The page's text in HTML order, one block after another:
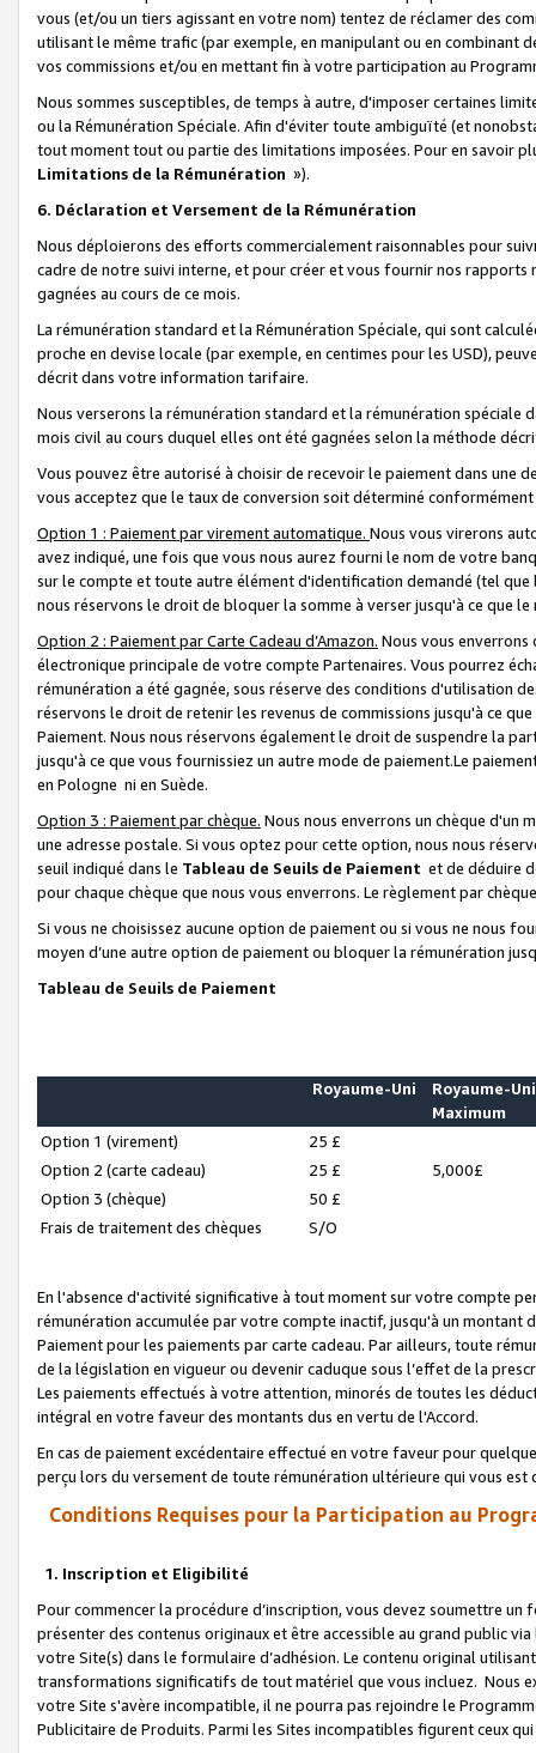
vous (et/ou un tiers agissant en votre nom) tentez de réclamer des
utilisant le même trafic (par exemple, en manipulant ou en combinant
vos commissions et/ou en mettant fin à votre participation au
Nous sommes susceptibles, de temps à autre, d'imposer certaines
ou la Rémunération Spéciale. Afin d'éviter toute ambiguïté (et
tout moment tout ou partie des limitations imposées. Pour en savoir
Limitations de la Rémunération »).
6. Déclaration et Versement de la Rémunération
Nous déploierons des efforts commercialement raisonnables pour
cadre de notre suivi interne, et pour créer et vous fournir nos
gagnées au cours de ce mois.
La rémunération standard et la Rémunération Spéciale, qui sont
proche en devise locale (par exemple, en centimes pour les USD),
décrit dans votre information tarifaire.
Nous verserons la rémunération standard et la rémunération spéciale
mois civil au cours duquel elles ont été gagnées selon la méthode
Vous pouvez être autorisé à choisir de recevoir le paiement dans une
vous acceptez que le taux de conversion soit déterminé
Option 1 : Paiement par virement automatique. Nous vous virerons
avez indiqué, une fois que vous nous aurez fourni le nom de votre
sur le compte et toute autre élément d'identification demandé (tel que
nous réservons le droit de bloquer la somme à verser jusqu'à ce que
Option 2 : Paiement par Carte Cadeau d’Amazon. Nous vous
électronique principale de votre compte Partenaires. Vous pourrez
rémunération a été gagnée, sous réserve des conditions d'utilisation
réservons le droit de retenir les revenus de commissions jusqu'à ce
Paiement. Nous nous réservons également le droit de suspendre la
jusqu'à ce que vous fournissiez un autre mode de paiement.Le
en Pologne ni en Suède.
Option 3 : Paiement par chèque. Nous nous enverrons un chèque d'un
une adresse postale. Si vous optez pour cette option, nous nous
seuil indiqué dans le Tableau de Seuils de Paiement et de déduire
pour chaque chèque que nous vous enverrons. Le règlement par
Si vous ne choisissez aucune option de paiement ou si vous ne nous
moyen d’une autre option de paiement ou bloquer la rémunération
Tableau de Seuils de Paiement
Royaume-Uni
Royaume-Uni
Maximum
Option 1 (virement)
25 £
Option 2 (carte cadeau)
25 £
5,000£
Option 3 (chèque)
50 £
Frais de traitement des chèques
S/O
En l'absence d'activité significative à tout moment sur votre compte
rémunération accumulée par votre compte inactif, jusqu'à un montant
Paiement pour les paiements par carte cadeau. Par ailleurs, toute
de la législation en vigueur ou devenir caduque sous l’effet de la
Les paiements effectués à votre attention, minorés de toutes les
intégral en votre faveur des montants dus en vertu de l'Accord.
En cas de paiement excédentaire effectué en votre faveur pour
perçu lors du versement de toute rémunération ultérieure qui vous est
Conditions Requises pour la Participation au
1. Inscription et Eligibilité
Pour commencer la procédure d’inscription, vous devez soumettre
présenter des contenus originaux et être accessible au grand public
votre Site(s) dans le formulaire d’adhésion. Le contenu original
transformations significatifs de tout matériel que vous incluez. Nous
votre Site s'avère incompatible, il ne pourra pas rejoindre le
Publicitaire de Produits. Parmi les Sites incompatibles figurent ceux